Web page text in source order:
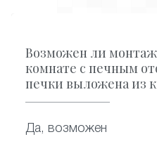
Возможен ли монтаж
комнате с печным
печки выложена из
Да, возможен